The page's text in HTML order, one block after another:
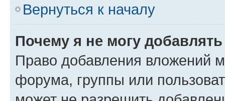
Вернуться к началу
Почему я не могу
Право добавления вложений
форума, группы или